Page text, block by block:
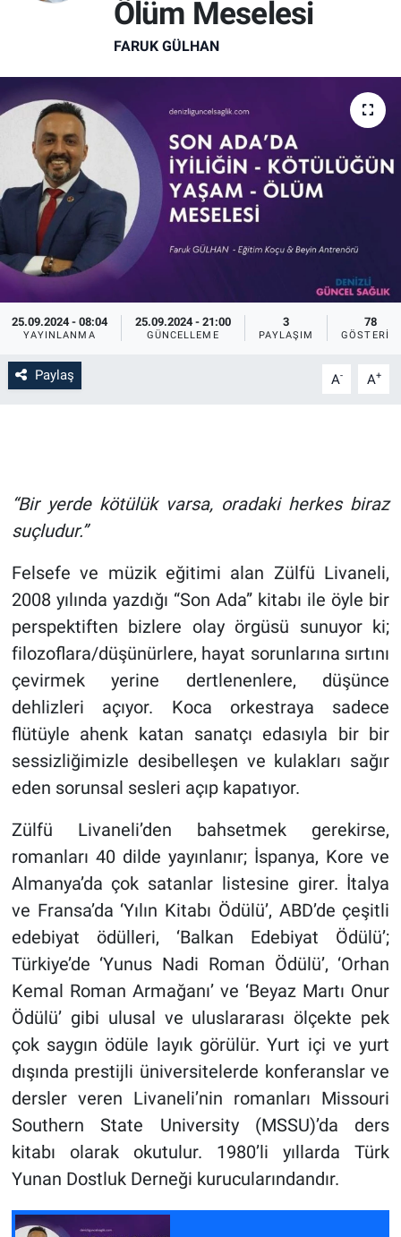
Ölüm Meselesi
FARUK GÜLHAN
25.09.2024 - 08:04
YAYINLANMA
25.09.2024 - 21:00
GÜNCELLEME
3
PAYLAŞIM
78
GÖSTERIM
Paylaş A- A+
“Bir yerde kötülük varsa, oradaki herkes biraz
suçludur.”
Felsefe ve müzik eğitimi alan Zülfü Livaneli,
2008 yılında yazdığı “Son Ada” kitabı ile öyle bir
perspektiften bizlere olay örgüsü sunuyor ki;
filozoflara/düşünürlere, hayat sorunlarına sırtını
çevirmek yerine dertlenenlere, düşünce
dehlizleri açıyor. Koca orkestraya sadece
flütüyle ahenk katan sanatçı edasıyla bir bir
sessizliğimizle desibelleşen ve kulakları sağır
eden sorunsal sesleri açıp kapatıyor.
Zülfü Livaneli’den bahsetmek gerekirse,
romanları 40 dilde yayınlanır; İspanya, Kore ve
Almanya’da çok satanlar listesine girer. İtalya
ve Fransa’da ‘Yılın Kitabı Ödülü’, ABD’de çeşitli
edebiyat ödülleri, ‘Balkan Edebiyat Ödülü’;
Türkiye’de ‘Yunus Nadi Roman Ödülü’, ‘Orhan
Kemal Roman Armağanı’ ve ‘Beyaz Martı Onur
Ödülü’ gibi ulusal ve uluslararası ölçekte pek
çok saygın ödüle layık görülür. Yurt içi ve yurt
dışında prestijli üniversitelerde konferanslar ve
dersler veren Livaneli’nin romanları Missouri
Southern State University (MSSU)’da ders
kitabı olarak okutulur. 1980’li yıllarda Türk
Yunan Dostluk Derneği kurucularındandır.